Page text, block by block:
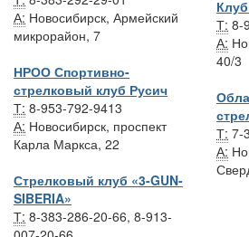
А: Новосибирск, Армейский
микрорайон, 7
НРОО Спортивно-
стрелковый клуб Русич
Т: 8-953-792-9413
А: Новосибирск, проспект
Карла Маркса, 22
Стрелковый клуб «3-GUN-
SIBERIA»
Т: 8-383-286-20-66, 8-913-
Т: 8-
А:
40/3
Т: 7-
А: